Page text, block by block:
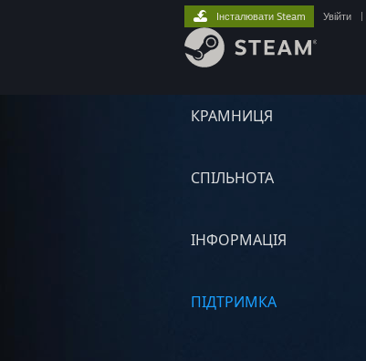
КРАМНИЦЯ
СПІЛЬНОТА
ІНФОРМАЦІЯ
ПІДТРИМКА
Інсталювати Steam Увійти